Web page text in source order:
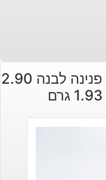
טבעת זהב 14 קרט בשיבוץ פנינה לבנה 2.90